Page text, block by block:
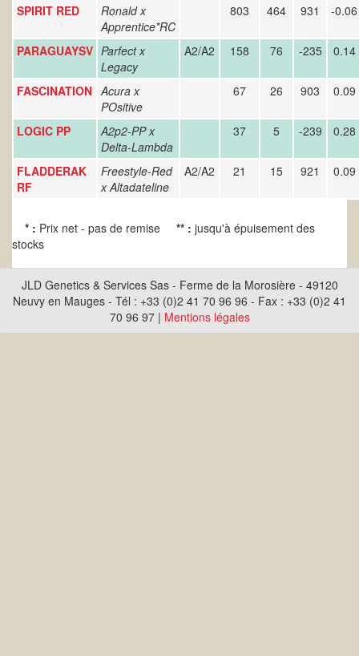
SPIRIT RED
Ronald x
Apprentice*RC
803 464 931 -0.06
PARAGUAYSV Parfect x
Legacy
A2/A2 158 76 -235 0.14
FASCINATION Acura x
POsitive
67 26 903 0.09
LOGIC PP
A2p2-PP x
Delta-Lambda
37 5 -239 0.28
FLADDERAK
RF
Freestyle-Red
xAltadateline
A2/A2 21 15 921 0.09
* : Prix net - pas de remise ** : jusqu'à épuisement des
stocks
JLD Genetics & Services Sas - Ferme de la Morosière - 49120
Neuvy en Mauges - Tél : +33 (0)2 41 70 96 96 - Fax : +33 (0)2 41
70 96 97 | Mentions légales